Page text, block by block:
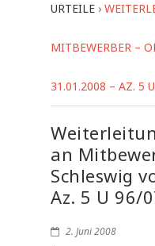
URTEILE ›
MITBEWERBER –
31.01.2008 – AZ. 5
an
Schleswig
Az. 5 U 96/
2. Juni 2008